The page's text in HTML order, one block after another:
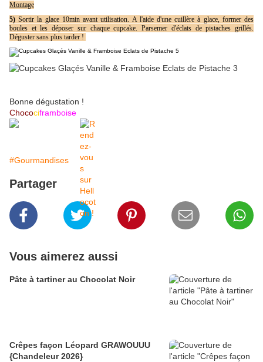
Montage
5) Sortir la glace 10min avant utilisation. A l'aide d'une cuillère à glace, former des
boules et les déposer sur chaque cupcake. Parsemer d'éclats de pistaches grillés.
Déguster sans plus tarder !
Bonne dégustation !
Chocociframboise
#Gourmandises
Partager
Vous aimerez aussi
Pâte à tartiner au Chocolat Noir
Crêpes façon Léopard GRAWOUUU
{Chandeleur 2026}